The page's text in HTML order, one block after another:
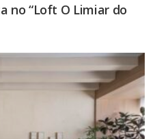
no “Loft O Limiar do